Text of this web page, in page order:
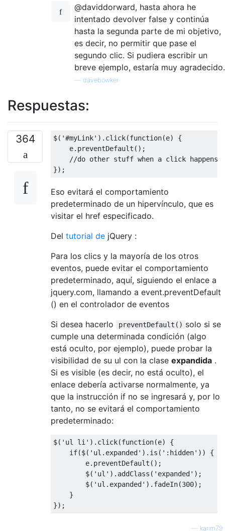
@daviddorward, hasta ahora he
intentado devolver false y continúa
hasta la segunda parte de mi objetivo,
es decir, no permitir que pase el
segundo clic. Si pudiera escribir un
breve ejemplo, estaría muy agradecido.
davebowker
Respuestas:
364 $( '#myLink' ). click(function(e)
{
    e
. preventDefault ();
//do other stuff when a click happens
});
Eso evitará el comportamiento
predeterminado de un hipervínculo, que es
visitar el href especificado.
Del tutorial de jQuery :
Para los clics y la mayoría de los otros
eventos, puede evitar el comportamiento
predeterminado, aquí, siguiendo el enlace a
jquery.com, llamando a event.preventDefault
() en el controlador de eventos
Si desea hacerlo
preventDefault() solo si se
cumple una determinada condición (algo
está oculto, por ejemplo), puede probar la
visibilidad de su ul con la clase expandida .
Si es visible (es decir, no está oculto), el
enlace debería activarse normalmente, ya
que la instrucción if no se ingresará y, por lo
tanto, no se evitará el comportamiento
predeterminado:
$( 'ul li' ). click(function(e)
{
if($( 'ul.expanded' ). is ( ':hidden' ))
{
        e
. preventDefault ();
        $
( 'ul' ). addClass ( 'expanded' );
        $
( 'ul.expanded' ). fadeIn(300);
}
});
karim79